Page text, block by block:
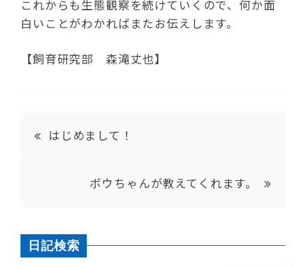
これからも生態観察を続けていくので、何か面
白いことがわかればまたお伝えします。
【飼育研究部 森滝丈也】
はじめまして！
ポウちゃんが教えてくれます。
日記検索